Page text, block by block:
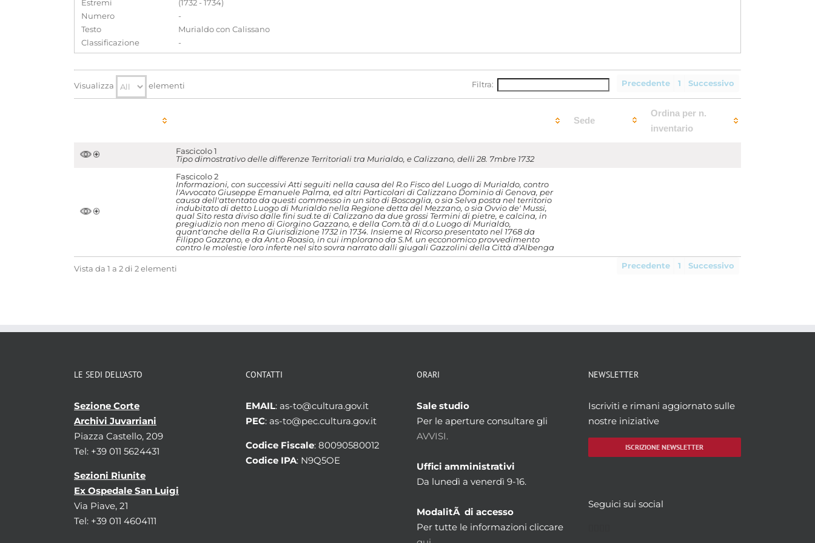
Estremi
(1732 - 1734)
Numero
-
Testo
Murialdo con Calissano
Classificazione
-
Precedente 1 Successivo
Visualizza elementi Filtra:
Sede
Ordina per n.
inventario
Fascicolo 1
Tipo dimostrativo delle differenze Territoriali tra Murialdo, e Calizzano, delli 28. 7mbre 1732
Fascicolo 2
Informazioni, con successivi Atti seguiti nella causa del R.o Fisco del Luogo di Murialdo, contro
l'Avvocato Giuseppe Emanuele Palma, ed altri Particolari di Calizzano Dominio di Genova, per
causa dell'attentato da questi commesso in un sito di Boscaglia, o sia Selva posta nel territorio
indubitato di detto Luogo di Murialdo nella Regione detta del Mezzano, o sia Ovvio de' Mussi,
qual Sito resta diviso dalle fini sud.te di Calizzano da due grossi Termini di pietre, e calcina, in
pregiudizio non meno di Giorgino Gazzano, e della Com.tà di d.o Luogo di Murialdo,
quant'anche della R.a Giurisdizione 1732 in 1734. Insieme al Ricorso presentato nel 1768 da
Filippo Gazzano, e da Ant.o Roasio, in cui implorano da S.M. un ecconomico provvedimento
contro le molestie loro inferte nel sito sovra narrato dalli giugali Gazzolini della Città d'Albenga
Vista da 1 a 2 di 2 elementi Precedente 1 Successivo
LE SEDI DELL’ASTO
Sezione Corte
Archivi Juvarriani
Piazza Castello, 209
Tel: +39 011 5624431
Sezioni Riunite
Ex Ospedale San Luigi
Via Piave, 21
Tel: +39 011 4604111
CONTATTI
EMAIL: as-to@cultura.gov.it
PEC: as-to@pec.cultura.gov.it
Codice Fiscale: 80090580012
Codice IPA: N9Q5OE
ORARI
Sale studio
Per le aperture consultare gli
AVVISI.
Uffici amministrativi
Da lunedì a venerdì 9-16.
ModalitÃ di accesso
Per tutte le informazioni cliccare
NEWSLETTER
Iscriviti e rimani aggiornato sulle
nostre iniziative
ISCRIZIONE NEWSLETTER
Seguici sui social